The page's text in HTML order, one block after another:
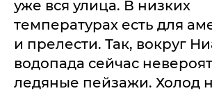
уже вся улица. В низких
температурах есть для
и прелести. Так, вокруг
водопада сейчас
ледяные пейзажи. Холод